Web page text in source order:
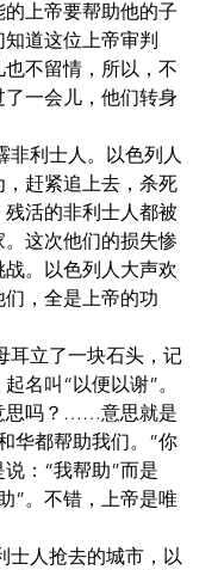
上帝要帮助他的子
道这位上帝审判
也不留情，所以，不
一会儿，他们转身
利士人。以色列人
赶紧追上去，杀死
活的非利士人都被
这次他们的损失惨
。以色列人大声欢
，全是上帝的功
立了一块石头，记
名叫“以便以谢”。
思吗？……意思就是
华都帮助我们。”你
：“我帮助”而是
”。不错，上帝是唯
人抢去的城市，以